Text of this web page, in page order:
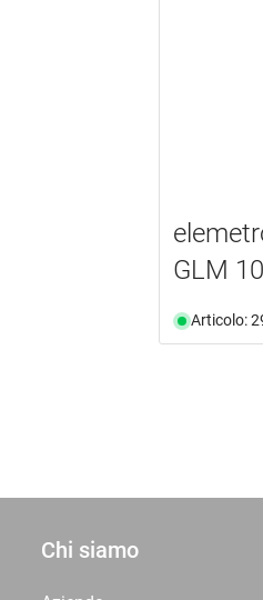
GLM
Articolo:
Chi siamo